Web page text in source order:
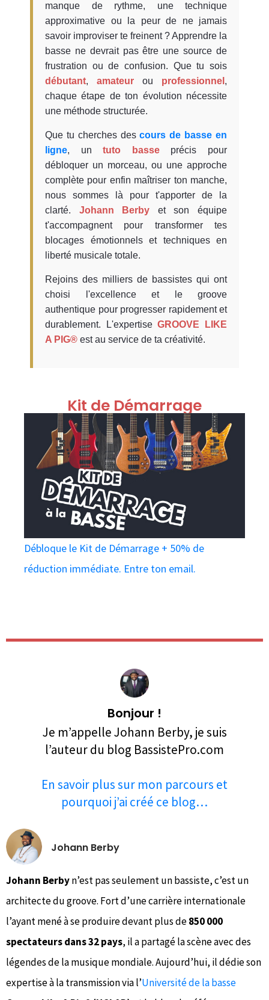
manque de rythme, une technique
approximative ou la peur de ne jamais
savoir improviser te freinent ? Apprendre la
basse ne devrait pas être une source de
frustration ou de confusion. Que tu sois
débutant, amateur ou professionnel ,
chaque étape de ton évolution nécessite
une méthode structurée.
Que tu cherches descours de basse en
ligne, untuto basseprécis pour
débloquer un morceau, ou une approche
complète pour enfin maîtriser ton manche,
nous sommes là pour t'apporter de la
clarté. Johann Berby et son équipe
t'accompagnent pour transformer tes
blocages émotionnels et techniques en
liberté musicale totale.
Rejoins des milliers de bassistes qui ont
choisi l'excellence et le groove
authentique pour progresser rapidement et
durablement. L'expertiseGROOVE LIKE
A PIG® est au service de ta créativité.
Kit de Démarrage
Débloque le Kit de Démarrage + 50% de
réduction immédiate. Entre ton email.
Bonjour !
Je m’appelle Johann Berby, je suis
l’auteur du blog BassistePro.com
En savoir plus sur mon parcours et
pourquoi j’ai créé ce blog…
Johann Berby
Johann Berbyn’est pas seulement un bassiste, c’est un
architecte du groove. Fort d’une carrière internationale
l’ayant mené à se produire devant plus de850 000
spectateurs dans 32 pays, il a partagé la scène avec des
légendes de la musique mondiale. Aujourd’hui, il dédie son
expertise à la transmission via l’Université de la basse